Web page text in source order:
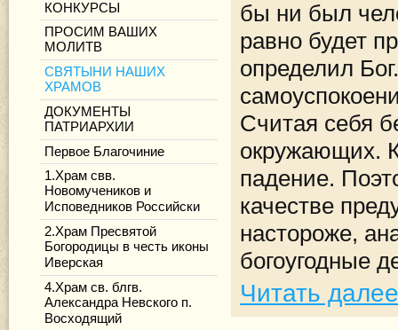
КОНКУРСЫ
ПРОСИМ ВАШИХ
МОЛИТВ
СВЯТЫНИ НАШИХ
ХРАМОВ
ДОКУМЕНТЫ
ПАТРИАРХИИ
Первое Благочиние
1.Храм свв.
Новомучеников и
Исповедников Российски
2.Храм Пресвятой
Богородицы в честь иконы
Иверская
4.Храм св. блгв.
Александра Невского п.
Восходящий
бы ни был
равно будет
определил
Считая себя
окружающих.
падение.
качестве
настороже,
богоугодные
Читать далее